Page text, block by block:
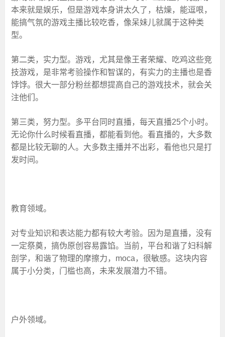
本来就是娱乐，但是游戏本身讲太久了，枯燥，能逗哏，
能搞气氛的游戏主播比较吃香，像呆妹儿就属于这种类
型。
第二类，实力型。游戏，尤其是像王者荣耀、吃鸡这些竞
技游戏，是非常考验操作和智谋的，有实力的主播也是香
饽饽。很大一部分粉丝都想提高自己的游戏技术，就会关
注他们。
第三类，努力型。多平台同时直播，每天直播25个小时。
无论你什么时候看直播，都能看到他。看直播的，大多数
都是比较无聊的人。大多数主播并不出彩，看他也只是打
发时间。
教育领域。
对专业知识和表达能力都有较大考验。因为是直播，没有
一定祭奠，搞伪原创容易露馅。当前，平台和谐了妇科解
剖学，和谐了物理的摩擦力，moca，很敏感。这块内容
属于小分类，门槛也高，未来发展潜力不错。
户外领域。